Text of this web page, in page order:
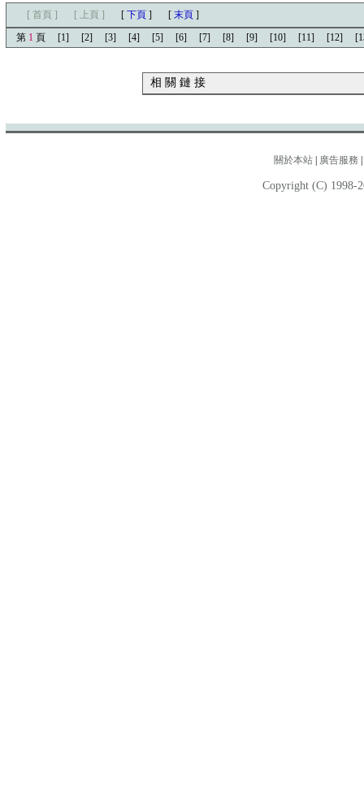
[ 首頁 ] [ 上頁 ] [ 下頁 ] [ 末頁 ]
第 1 頁 [1] [2] [3] [4] [5] [6] [7] [8] [9] [10] [11] [12]
相 關 鏈 接
關於本站 廣告服務
Copyright (C) 1998-